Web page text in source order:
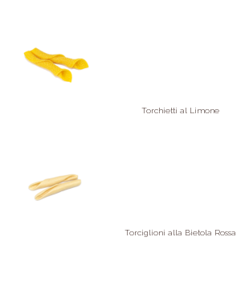
Torchietti al Limone
Torciglioni alla Bietola Rossa